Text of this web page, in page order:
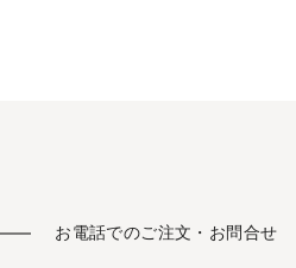
お電話でのご注文・お問合せ